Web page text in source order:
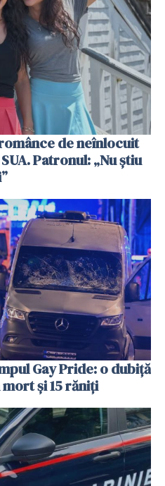
de neînlocuit
Patronul: „Nu știu
Gay Pride: o dubiță
și 15 răniți